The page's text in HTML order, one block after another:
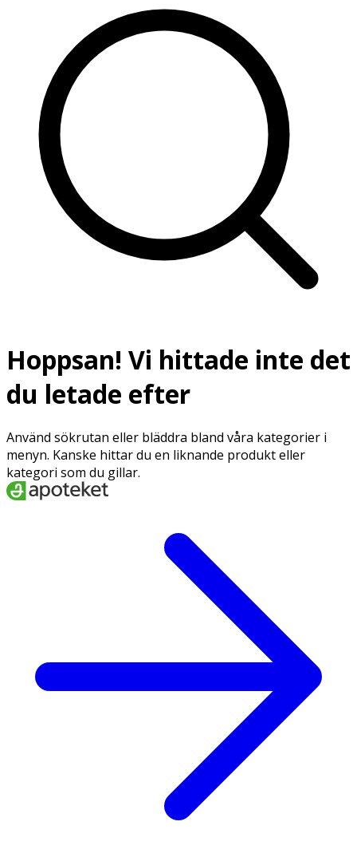
Hoppsan! Vi hittade inte det
du letade efter
Använd sökrutan eller bläddra bland våra kategorier i
menyn. Kanske hittar du en liknande produkt eller
kategori som du gillar.